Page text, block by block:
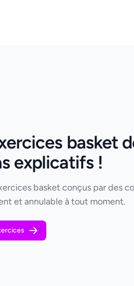
basket
explicatifs !
basket conçus par des
et annulable à tout moment.